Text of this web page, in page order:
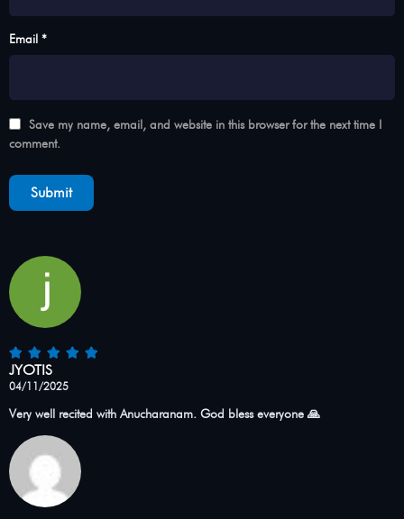
Email *
Save my name, email, and website in this browser for the next time I
comment.
JYOTIS
04/11/2025
Very well recited with Anucharanam. God bless everyone 🙏